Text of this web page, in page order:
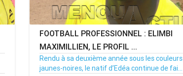
FOOTBALL PROFESSIONNEL : ELIMBI
MAXIMILLIEN, LE PROFIL ...
Rendu à sa deuxième année sous les couleurs
jaunes-noires, le natif d’Edéa continue de fai...